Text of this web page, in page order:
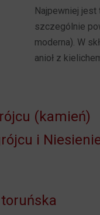
Najpewniej
szczególnie
moderna). W
anioł z
(kamień)
i